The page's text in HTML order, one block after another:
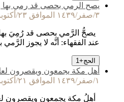
يصح الرمي بحصى قد رمي بها
٣/صفر/١٤٣٩ الموافق ٢٣/أكتوبر/٢٠١٧
يصحُّ الرَّمي بحصى قد رُمِيَ بها
عند الفقهاء: أنَّه لا يجوز
الحج+
1
أهل مكة يجمعون ويقصرون
١/صفر/١٤٣٩ الموافق ٢١/أكتوبر/٢٠١٧
أهلُ مكة يجمعون ويقصرون